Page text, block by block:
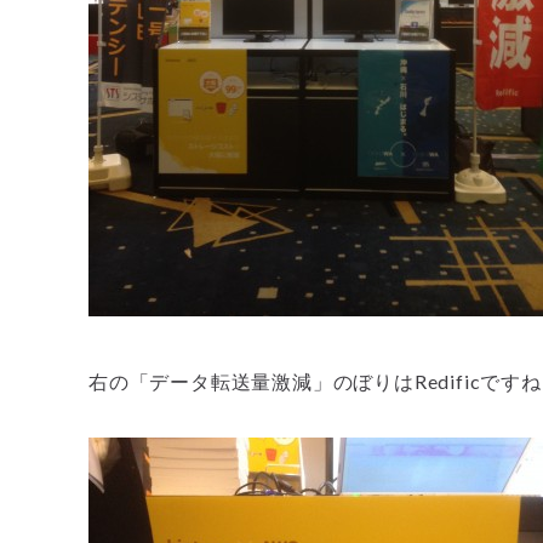
右の「データ転送量激減」のぼりはRedificです